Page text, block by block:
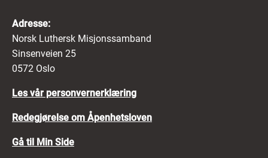
Adresse:
Norsk Luthersk Misjonssamband
Sinsenveien 25
0572 Oslo
Les vår personvernerklæring
Redegjørelse om Åpenhetsloven
Gå til Min Side